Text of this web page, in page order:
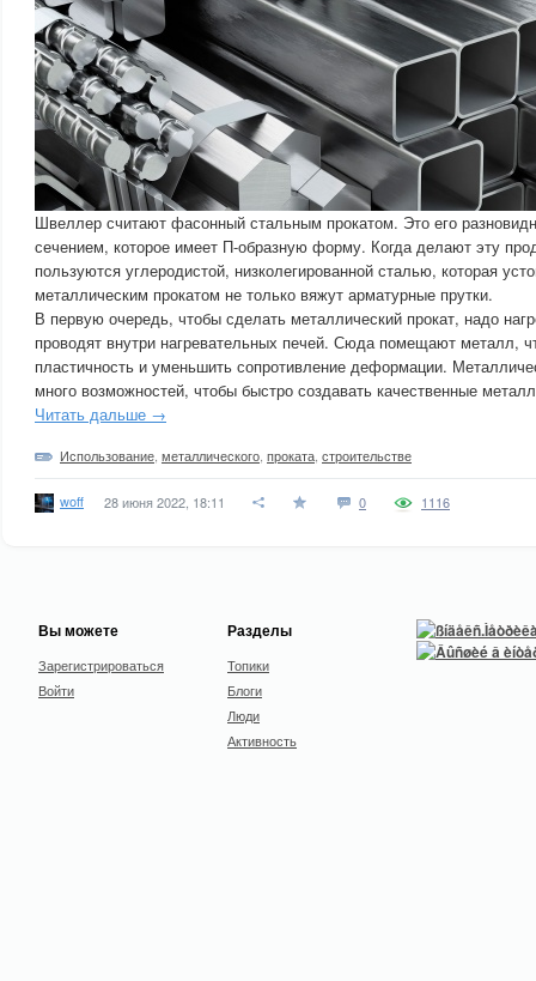
Швеллер считают фасонный стальным прокатом. Это его
сечением, которое имеет П-образную форму. Когда делают эту
пользуются углеродистой, низколегированной сталью, которая
металлическим прокатом не только вяжут арматурные прутки.
В первую очередь, чтобы сделать металлический прокат, надо
проводят внутри нагревательных печей. Сюда помещают металл,
пластичность и уменьшить сопротивление деформации.
много возможностей, чтобы быстро создавать качественные
Читать дальше →
Использование металлического проката строительстве
woff 28 июня 2022, 18:11 0 1116
Вы можете
Зарегистрироваться
Войти
Разделы
Топики
Блоги
Люди
Активность